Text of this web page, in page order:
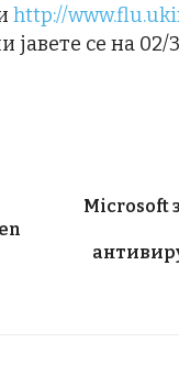
http://
јавете се на 02/
Microsoft